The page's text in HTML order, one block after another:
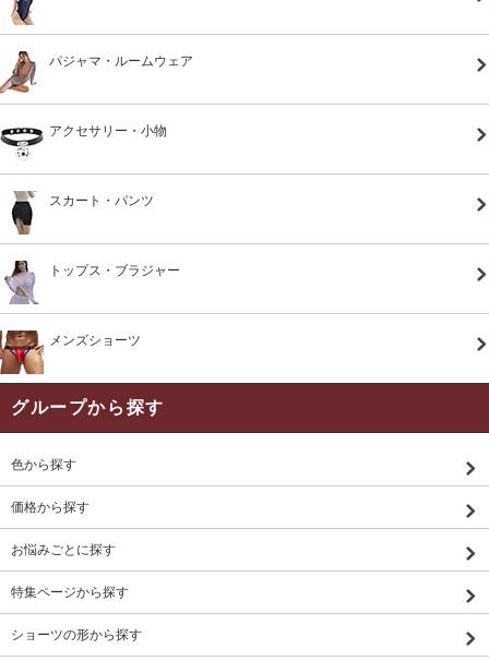
パジャマ・ルームウェア
アクセサリー・小物
スカート・パンツ
トップス・ブラジャー
メンズショーツ
グループから探す
色から探す
価格から探す
お悩みごとに探す
特集ページから探す
ショーツの形から探す